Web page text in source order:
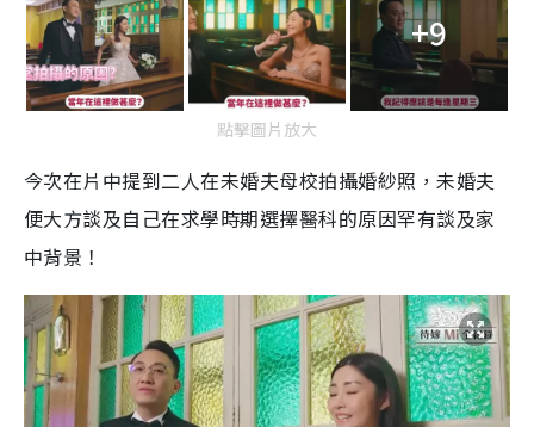
+9
點擊圖片放大
今次在片中提到二人在未婚夫母校拍攝婚紗照，未婚夫
便大方談及自己在求學時期選擇醫科的原因罕有談及家
中背景！